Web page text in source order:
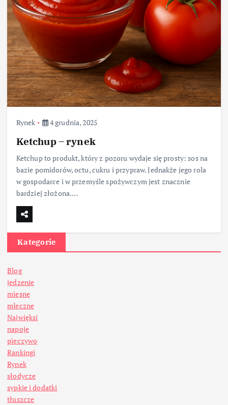
Rynek 4 grudnia, 2025
Ketchup – rynek
Ketchup to produkt, który z pozoru wydaje się prosty: sos na
bazie pomidorów, octu, cukru i przypraw. Jednakże jego rola
w gospodarce i w przemyśle spożywczym jest znacznie
bardziej złożona.…
Kategorie
Blog
jedzenie
mięsne
mleczne
Najwięksi
napoje
pieczywo
Rankingi
Rynek
słodycze
sypkie i dodatki
tłuszcze